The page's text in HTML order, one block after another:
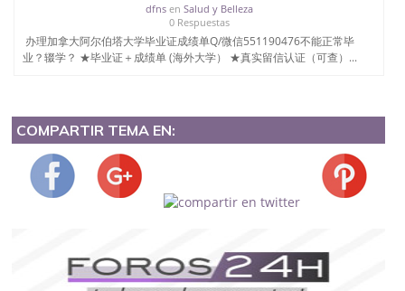
dfnsen Salud y Belleza
0 Respuestas
办理加拿大阿尔伯塔大学毕业证成绩单Q/微信551190476不能正常毕
业？辍学？ ★毕业证＋成绩单 (海外大学） ★真实留信认证（可查）...
COMPARTIR TEMA EN: